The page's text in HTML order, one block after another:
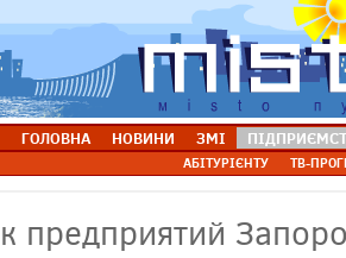
ГОЛОВНА НОВИНИ ЗМІ
АБІТУРІЄНТУ ТВ-
предприятий